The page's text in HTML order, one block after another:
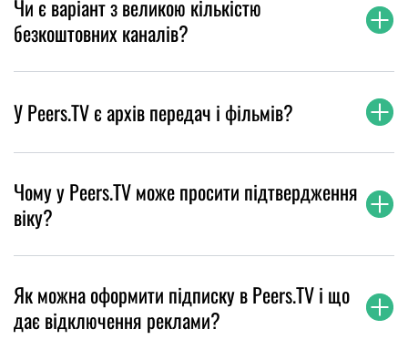
Чи є варіант з великою кількістю
безкоштовних каналів?
У Peers.TV є архів передач і фільмів?
Чому у Peers.TV може просити підтвердження
віку?
Як можна оформити підписку в Peers.TV і що
дає відключення реклами?